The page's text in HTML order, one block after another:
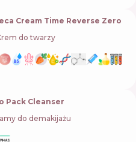
Cream Time Reverse Zero
do twarzy
Pack Cleanser
do demakijażu